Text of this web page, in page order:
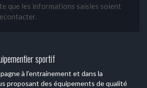
que les informations saisies soient
sportif
à l’entrainement et dans la
proposant des équipements de qualité